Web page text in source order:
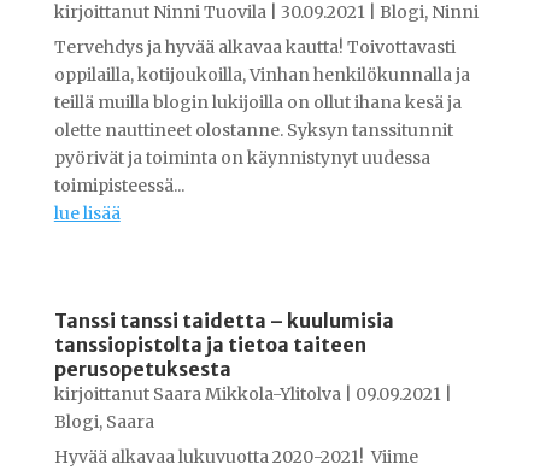
kirjoittanut Ninni Tuovila| 30.09.2021| Blogi, Ninni
Tervehdys ja hyvää alkavaa kautta! Toivottavasti
oppilailla, kotijoukoilla, Vinhan henkilökunnalla ja
teillä muilla blogin lukijoilla on ollut ihana kesä ja
olette nauttineet olostanne. Syksyn tanssitunnit
pyörivät ja toiminta on käynnistynyt uudessa
toimipisteessä...
lue lisää
Tanssi tanssi taidetta – kuulumisia
tanssiopistolta ja tietoa taiteen
perusopetuksesta
kirjoittanut Saara Mikkola-Ylitolva| 09.09.2021|
Blogi, Saara
Hyvää alkavaa lukuvuotta 2020-2021! Viime